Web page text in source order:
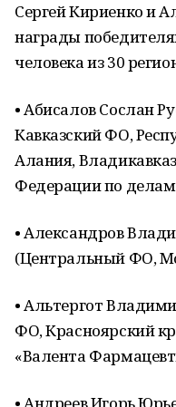
Сергей Кириенко и
награды
человека из 30
• Абисалов Сослан
Кавказский ФО,
Алания,
Федерации по делам
• Александров
(Центральный ФО,
• Альтергот
ФО, Красноярский
«Валента